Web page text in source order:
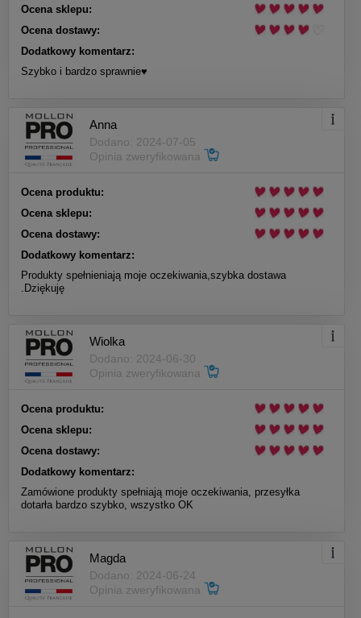
Ocena sklepu:
Ocena dostawy:
Dodatkowy komentarz:
Szybko i bardzo sprawnie♥️
Anna
Dodano: 2024-07-05
Opinia zweryfikowana
Ocena produktu:
Ocena sklepu:
Ocena dostawy:
Dodatkowy komentarz:
Produkty spełnieniają moje oczekiwania,szybka dostawa
.Dziękuję
Wiolka
Dodano: 2024-06-30
Opinia zweryfikowana
Ocena produktu:
Ocena sklepu:
Ocena dostawy:
Dodatkowy komentarz:
Zamówione produkty spełniają moje oczekiwania, przesyłka
dotarła bardzo szybko, wszystko OK
Magda
Dodano: 2024-06-24
Opinia zweryfikowana